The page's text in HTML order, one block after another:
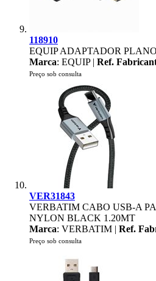
118910
EQUIP ADAPTADOR
Marca: EQUIP | Ref.
Preço sob consulta
VER31843
VERBATIM CABO USB-A
NYLON BLACK 1.20MT
Marca: VERBATIM | Ref.
Preço sob consulta